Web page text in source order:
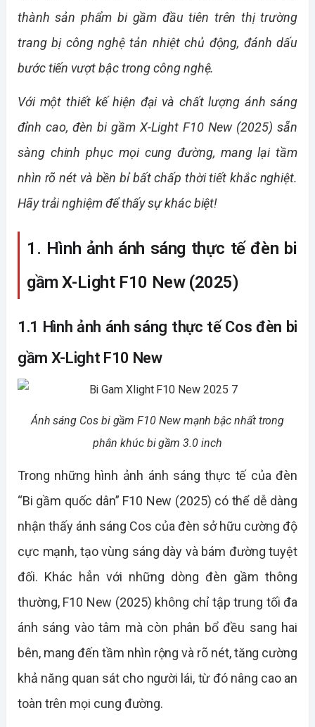
thành sản phẩm bi gầm đầu tiên trên thị trường
trang bị công nghệ tản nhiệt chủ động, đánh dấu
bước tiến vượt bậc trong công nghệ.
Với một thiết kế hiện đại và chất lượng ánh sáng
đỉnh cao, đèn bi gầm X-Light F10 New (2025) sẵn
sàng chinh phục mọi cung đường, mang lại tầm
nhìn rõ nét và bền bỉ bất chấp thời tiết khắc nghiệt.
Hãy trải nghiệm để thấy sự khác biệt!
1. Hình ảnh ánh sáng thực tế đèn bi
gầm X-Light F10 New (2025)
1.1 Hình ảnh ánh sáng thực tế Cos đèn bi
gầm X-Light F10 New
Ánh sáng Cos bi gầm F10 New mạnh bậc nhất trong
phân khúc bi gầm 3.0 inch
Trong những hình ảnh ánh sáng thực tế của đèn
“Bi gầm quốc dân” F10 New (2025) có thể dễ dàng
nhận thấy ánh sáng Cos của đèn sở hữu cường độ
cực mạnh, tạo vùng sáng dày và bám đường tuyệt
đối. Khác hẳn với những dòng đèn gầm thông
thường, F10 New (2025) không chỉ tập trung tối đa
ánh sáng vào tâm mà còn phân bổ đều sang hai
bên, mang đến tầm nhìn rộng và rõ nét, tăng cường
khả năng quan sát cho người lái, từ đó nâng cao an
toàn trên mọi cung đường.